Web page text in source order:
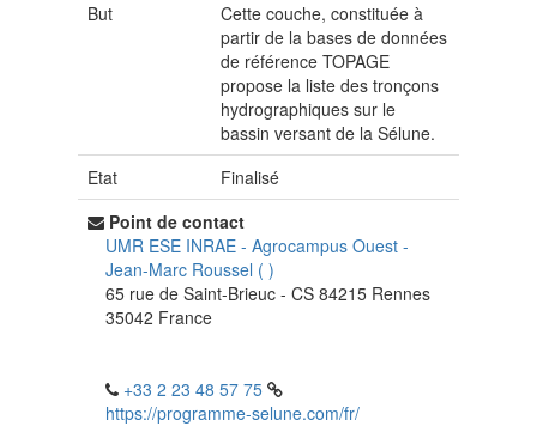
But
Cette couche, constituée à
partir de la bases de données
de référence TOPAGE
propose la liste des tronçons
hydrographiques sur le
bassin versant de la Sélune.
Etat
Finalisé
Point de contact
UMR ESE INRAE - Agrocampus Ouest -
Jean-Marc Roussel ( )
65 rue de Saint-Brieuc - CS 84215 Rennes
35042 France
+33 2 23 48 57 75
https://programme-selune.com/fr/